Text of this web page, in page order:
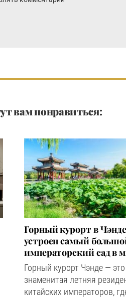
вам понравиться:
Горный курорт в
устроен самый
императорский сад в
Горный курорт Чэнде — это
знаменитая летняя
китайских императоров,